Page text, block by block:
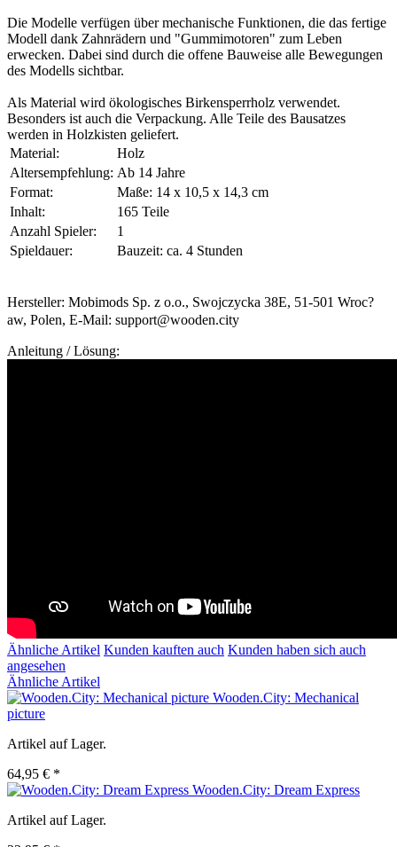
Die Modelle verfügen über mechanische Funktionen, die das fertige
Modell dank Zahnrädern und "Gummimotoren" zum Leben
erwecken. Dabei sind durch die offene Bauweise alle Bewegungen
des Modells sichtbar.
Als Material wird ökologisches Birkensperrholz verwendet.
Besonders ist auch die Verpackung. Alle Teile des Bausatzes
werden in Holzkisten geliefert.
Material:
Holz
Altersempfehlung: Ab 14 Jahre
Format:
Maße: 14 x 10,5 x 14,3 cm
Inhalt:
165 Teile
Anzahl Spieler:
1
Spieldauer:
Bauzeit: ca. 4 Stunden
Hersteller: Mobimods Sp. z o.o., Swojczycka 38E, 51-501 Wroc?
aw, Polen, E-Mail: support@wooden.city
Anleitung / Lösung:
Ähnliche Artikel Kunden kauften auch Kunden haben sich auch
angesehen
Ähnliche Artikel
Wooden.City: Mechanical
picture
Artikel auf Lager.
64,95 € *
Wooden.City: Dream Express
Artikel auf Lager.